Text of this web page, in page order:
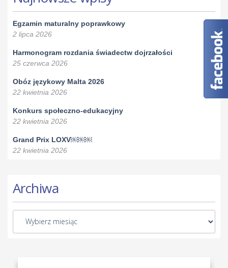
Egzamin maturalny poprawkowy
2 lipca 2026
Harmonogram rozdania świadectw dojrzałości
25 czerwca 2026
Obóz językowy Malta 2026
22 kwietnia 2026
Konkurs społeczno-edukacyjny
22 kwietnia 2026
Grand Prix LOXV￼￼￼
22 kwietnia 2026
Archiwa